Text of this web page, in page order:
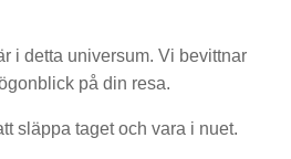
i detta universum. Vi bevittnar
på din resa.
släppa taget och vara i nuet.